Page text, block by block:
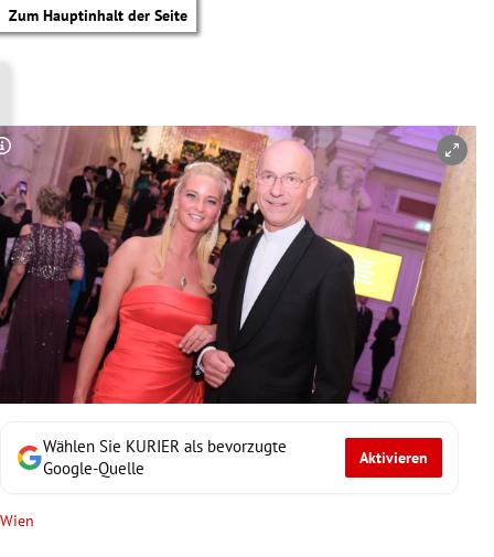
Zum Hauptinhalt der Seite
Untermenü
Untermenü
Wählen Sie KURIER als bevorzugte
Google-Quelle
Aktivieren
Wien
Copyright-Hinweis öffnen/schließen